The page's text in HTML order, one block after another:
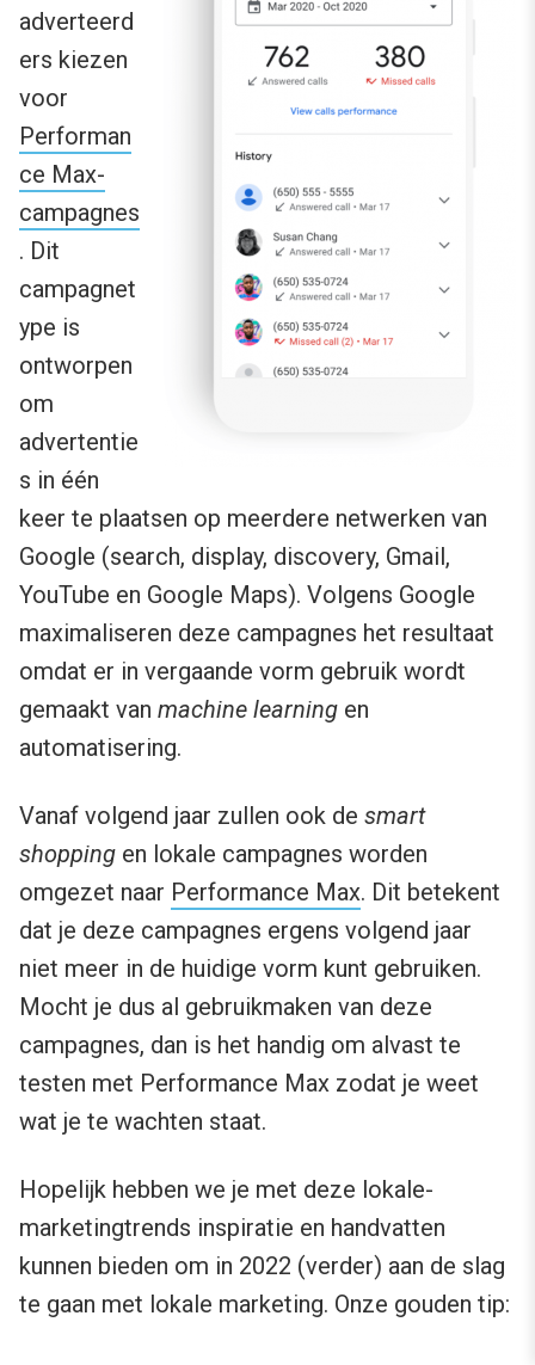
adverteerd
ers kiezen
voor
Performan
ce Max-
campagnes
. Dit
campagnet
ype is
ontworpen
om
advertentie
s in één
keer te plaatsen op meerdere netwerken van
Google (search, display, discovery, Gmail,
YouTube en Google Maps). Volgens Google
maximaliseren deze campagnes het resultaat
omdat er in vergaande vorm gebruik wordt
gemaakt van machine learning en
automatisering.
Vanaf volgend jaar zullen ook de smart
shopping en lokale campagnes worden
omgezet naar Performance Max. Dit betekent
dat je deze campagnes ergens volgend jaar
niet meer in de huidige vorm kunt gebruiken.
Mocht je dus al gebruikmaken van deze
campagnes, dan is het handig om alvast te
testen met Performance Max zodat je weet
wat je te wachten staat.
Hopelijk hebben we je met deze lokale-
marketingtrends inspiratie en handvatten
kunnen bieden om in 2022 (verder) aan de slag
te gaan met lokale marketing. Onze gouden tip: